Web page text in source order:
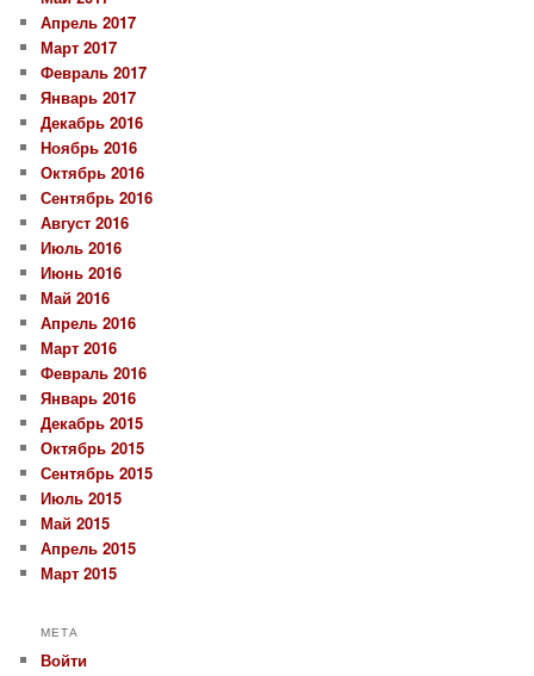
Апрель 2017
Март 2017
Февраль 2017
Январь 2017
Декабрь 2016
Ноябрь 2016
Октябрь 2016
Сентябрь 2016
Август 2016
Июль 2016
Июнь 2016
Май 2016
Апрель 2016
Март 2016
Февраль 2016
Январь 2016
Декабрь 2015
Октябрь 2015
Сентябрь 2015
Июль 2015
Май 2015
Апрель 2015
Март 2015
МЕТА
Войти